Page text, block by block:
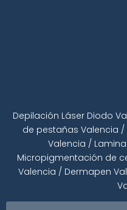
Depilación Láser Diodo
de pestañas Valencia /
Valencia /
Micropigmentación de
Valencia / Dermapen